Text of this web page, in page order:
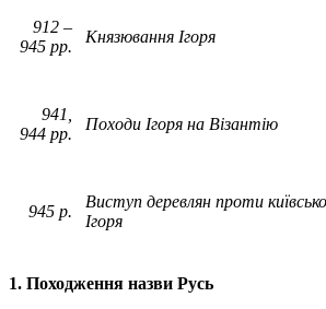
912 –
945 рр.
Князювання Ігоря
941,
944 рр.
Походи Ігоря на Візантію
945 р.
Виступ деревлян проти
Ігоря
1. Походження назви Русь